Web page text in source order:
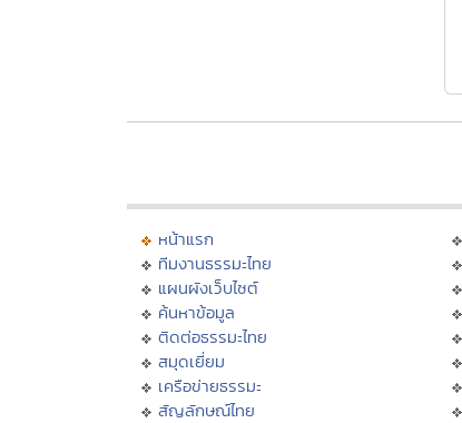
หน้าแรก
ทีมงานธรรมะไทย
แผนผังเว็บไซต์
ค้นหาข้อมูล
ติดต่อธรรมะไทย
สมุดเยี่ยม
เครือข่ายธรรมะ
สัญลักษณ์ไทย